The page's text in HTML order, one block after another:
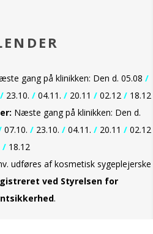
gang på klinikken: Den d. 05.08 /
/ 23.10. / 04.11. / 20.11 / 02.12 / 18.12
Næste gang på klinikken: Den d.
07.10. / 23.10. / 04.11. / 20.11 / 02.12
/18.12
udføres af kosmetisk sygeplejerske
ved Styrelsen for
.